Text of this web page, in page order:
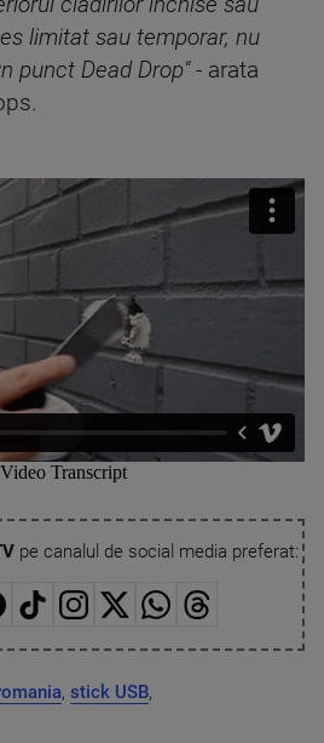
limitat sau temporar, nu
punct Dead Drop"- arata
pe canalul de social media preferat:
, stick USB,